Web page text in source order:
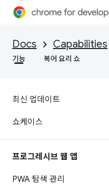
Docs Capabilities
기능 복어 요리 쇼
최신 업데이트
쇼케이스
프로그레시브 웹 앱
PWA 탐색 관리